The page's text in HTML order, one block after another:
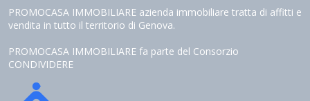
inseriti in una banca dati collocata all'interno della nostra struttura,
il trattamento può comportare le operazioni previste dall'art. 4,
organizzazione, conservazione, elaborazione, modificazione,
selezione, estrazione, confronto, utilizzo, interconnessione, blocco,
distruzione dei dati, cancellazione, ecc.);
PROMOCASA IMMOBILIARE azienda immobiliare tratta di affitti e
vendita in tutto il territorio di Genova.
PROMOCASA IMMOBILIARE fa parte del Consorzio
CONDIVIDERE